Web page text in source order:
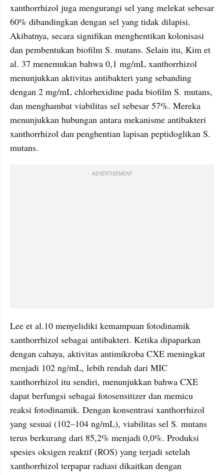
xanthorrhizol juga mengurangi sel yang melekat sebesar
60% dibandingkan dengan sel yang tidak dilapisi.
Akibatnya, secara signifikan menghentikan kolonisasi
dan pembentukan biofilm S. mutans. Selain itu, Kim et
al. 37 menemukan bahwa 0,1 mg/mL xanthorrhizol
menunjukkan aktivitas antibakteri yang sebanding
dengan 2 mg/mL chlorhexidine pada biofilm S. mutans,
dan menghambat viabilitas sel sebesar 57%. Mereka
menunjukkan hubungan antara mekanisme antibakteri
xanthorrhizol dan penghentian lapisan peptidoglikan S.
mutans.
ADVERTISEMENT
Lee et al.10 menyelidiki kemampuan fotodinamik
xanthorrhizol sebagai antibakteri. Ketika dipaparkan
dengan cahaya, aktivitas antimikroba CXE meningkat
menjadi 102 ng/mL, lebih rendah dari MIC
xanthorrhizol itu sendiri, menunjukkan bahwa CXE
dapat berfungsi sebagai fotosensitizer dan memicu
reaksi fotodinamik. Dengan konsentrasi xanthorrhizol
yang sesuai (102–104 ng/mL), viabilitas sel S. mutans
terus berkurang dari 85,2% menjadi 0,0%. Produksi
spesies oksigen reaktif (ROS) yang terjadi setelah
xanthorrhizol terpapar radiasi dikaitkan dengan